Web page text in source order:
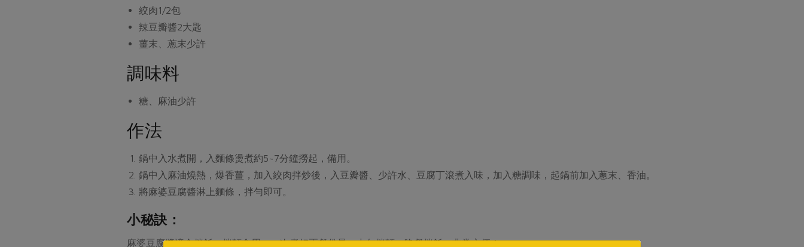
絞肉1/2包
辣豆瓣醬2大匙
薑末、蔥末少許
調味料
糖、麻油少許
作法
鍋中入水煮開，入麵條燙煮約5~7分鐘撈起，備用。
鍋中入麻油燒熱，爆香薑，加入絞肉拌炒後，入豆瓣醬、少許水、豆腐丁滾煮入味，加入糖調味，起鍋前加入蔥末、香油。
將麻婆豆腐醬淋上麵條，拌勻即可。
小秘訣：
麻婆豆腐醬適合拌飯、拌麵食用，一次煮好兩餐份量，中午拌麵、晚餐拌飯，非常方便！